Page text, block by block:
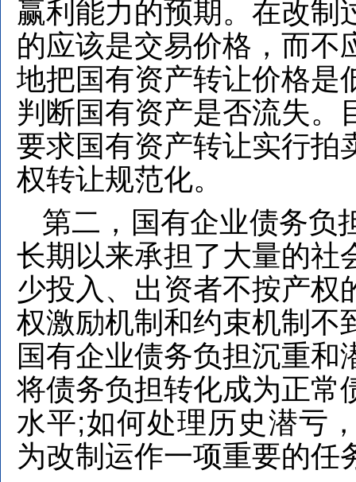
赢利能力的预期。在改制
的应该是交易价格，而不
地把国有资产转让价格是
判断国有资产是否流失。
要求国有资产转让实行拍
权转让规范化。
第二，国有企业债务负
长期以来承担了大量的社
少投入、出资者不按产权
权激励机制和约束机制不
国有企业债务负担沉重
将债务负担转化成为正常
水平;如何处理历史潜亏
为改制运作一项重要的任